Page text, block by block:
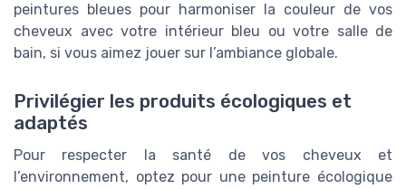
peintures bleues pour harmoniser la couleur de vos
cheveux avec votre intérieur bleu ou votre salle de
bain, si vous aimez jouer sur l’ambiance globale.
Privilégier les produits écologiques et
adaptés
Pour respecter la santé de vos cheveux et
l’environnement, optez pour une peinture écologique